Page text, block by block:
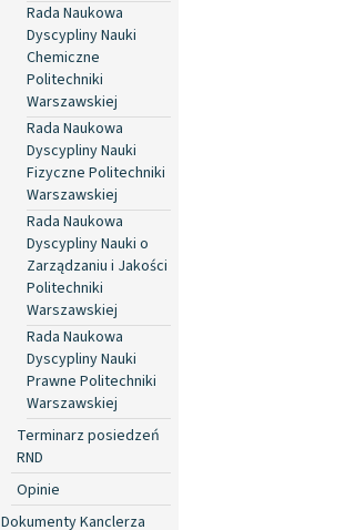
Rada Naukowa
Dyscypliny Nauki
Chemiczne
Politechniki
Warszawskiej
Rada Naukowa
Dyscypliny Nauki
Fizyczne Politechniki
Warszawskiej
Rada Naukowa
Dyscypliny Nauki o
Zarządzaniu i Jakości
Politechniki
Warszawskiej
Rada Naukowa
Dyscypliny Nauki
Prawne Politechniki
Warszawskiej
Terminarz posiedzeń
RND
Opinie
Dokumenty Kanclerza